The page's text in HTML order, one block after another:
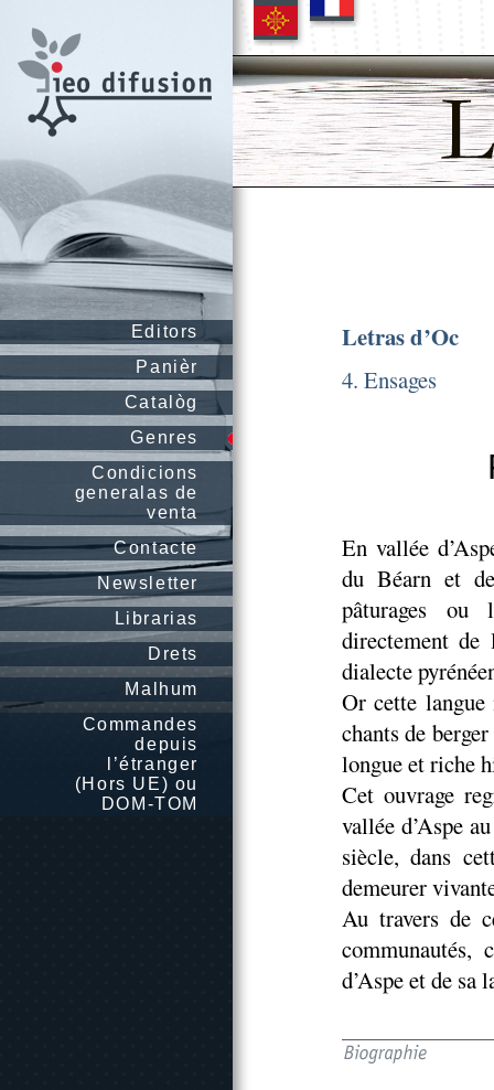
Editors
Panièr
Catalòg
Genres
Condicions
generalas de
venta
Contacte
Newsletter
Librarias
Drets
Malhum
Commandes
depuis
l’étranger
(Hors UE) ou
DOM-TOM
Letras d’Oc
4. Ensages
En vallée
du Béarn et
pâturages ou
directement de
dialecte
Or cette langue
chants de
longue et riche
Cet ouvrage
vallée d’Aspe
siècle, dans
demeurer
Au travers de
d’Aspe et de sa